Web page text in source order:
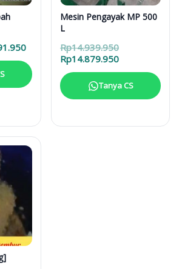
Harga
ini
adalah:
Rp591.950.
Mesin Pengayak MP 500
L
Rp14.939.950Harga
aslinya
adalah:
Rp14.939.950.
Rp14.879.950Harga
saat
ini
Tanya CS